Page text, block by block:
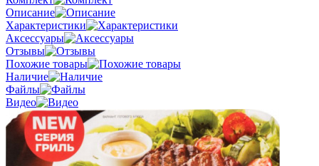
Описание
Характеристики
Аксессуары
Отзывы
Похожие товары
Наличие
Файлы
Видео